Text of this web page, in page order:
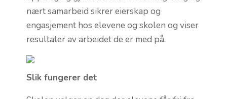
nært samarbeid sikrer eierskap og
engasjement hos elevene og skolen og viser
resultater av arbeidet de er med på.
Slik fungerer det